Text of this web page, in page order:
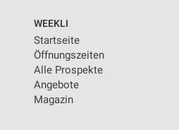
WEEKLI
Startseite
Öffnungszeiten
Alle Prospekte
Angebote
Magazin